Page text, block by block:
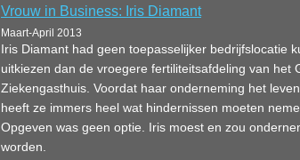
Vrouw in Business: Iris Diamant
Maart-April 2013
Iris Diamant had geen toepasselijker bedrijfslocatie
uitkiezen dan de vroegere fertiliteitsafdeling van het
Ziekengasthuis. Voordat haar onderneming het leven
heeft ze immers heel wat hindernissen moeten
Opgeven was geen optie. Iris moest en zou
worden.